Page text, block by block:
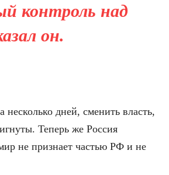
контроль над
он.
дней, сменить власть,
Теперь же Россия
не признает частью РФ и не